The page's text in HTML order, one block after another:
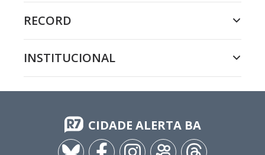
RECORD
INSTITUCIONAL
CIDADE ALERTA BA